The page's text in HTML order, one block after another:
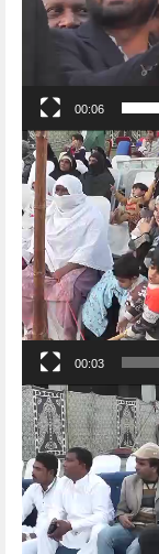
00:06
00:03